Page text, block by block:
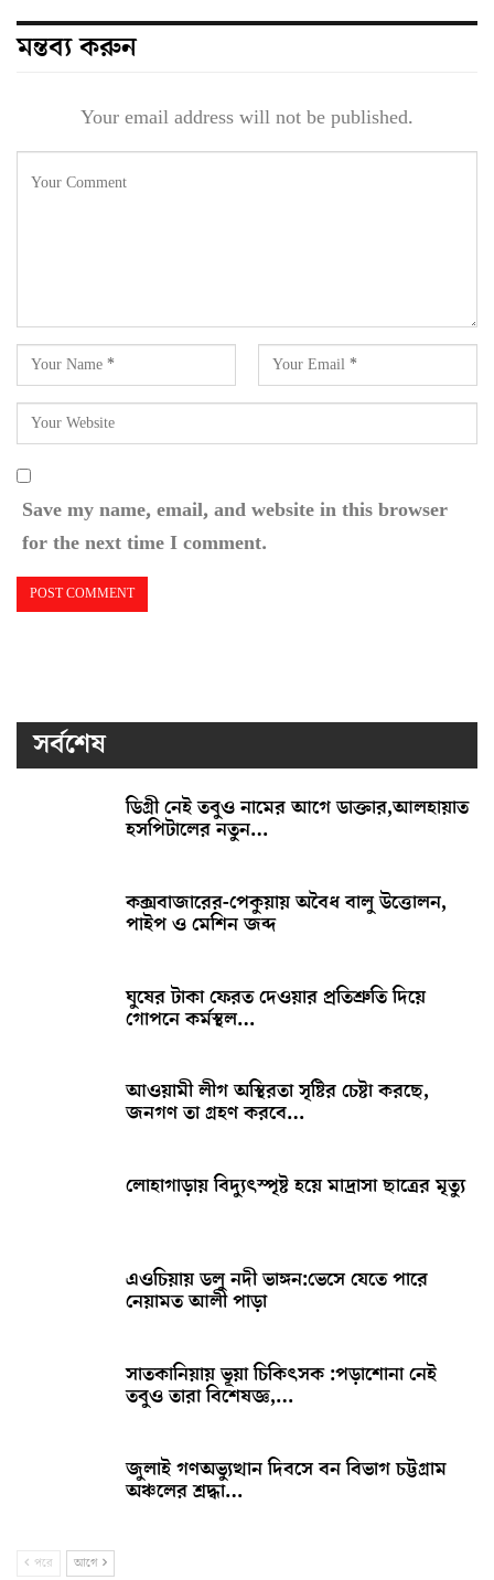
মন্তব্য করুন
Your email address will not be published.
Save my name, email, and website in this browser
for the next time I comment.
সর্বশেষ
ডিগ্রী নেই তবুও নামের আগে ডাক্তার,আলহায়াত
হসপিটালের নতুন…
কক্সবাজারের-পেকুয়ায় অবৈধ বালু উত্তোলন,
পাইপ ও মেশিন জব্দ
ঘুষের টাকা ফেরত দেওয়ার প্রতিশ্রুতি দিয়ে
গোপনে কর্মস্থল…
আওয়ামী লীগ অস্থিরতা সৃষ্টির চেষ্টা করছে,
জনগণ তা গ্রহণ করবে…
লোহাগাড়ায় বিদ্যুৎস্পৃষ্ট হয়ে মাদ্রাসা ছাত্রের মৃত্যু
এওচিয়ায় ডলু নদী ভাঙ্গন:ভেসে যেতে পারে
নেয়ামত আলী পাড়া
সাতকানিয়ায় ভূয়া চিকিৎসক :পড়াশোনা নেই
তবুও তারা বিশেষজ্ঞ,…
জুলাই গণঅভ্যুত্থান দিবসে বন বিভাগ চট্টগ্রাম
অঞ্চলের শ্রদ্ধা…
পরে আগে